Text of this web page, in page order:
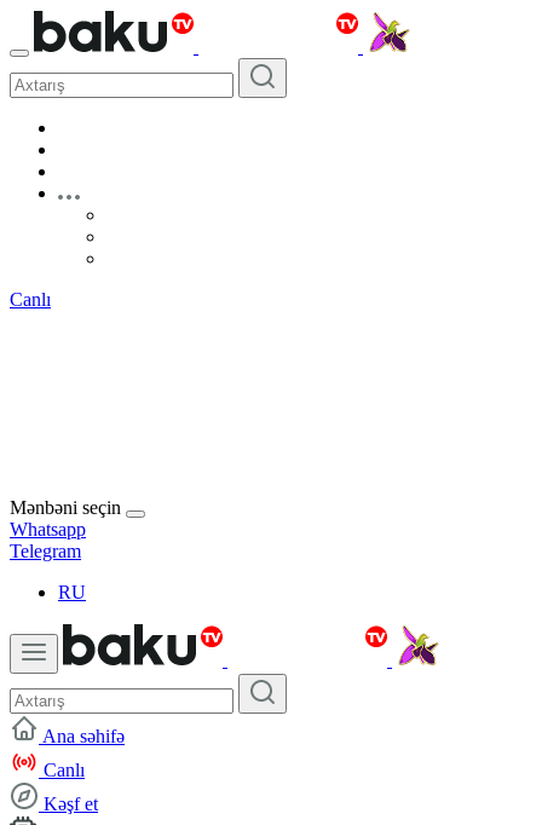
Canlı
Mənbəni seçin
Whatsapp
Telegram
RU
Ana səhifə
Canlı
Kəşf et